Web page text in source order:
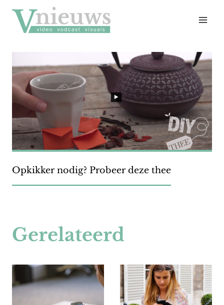
naar
inhoud
Opkikker nodig? Probeer deze thee
Gerelateerd